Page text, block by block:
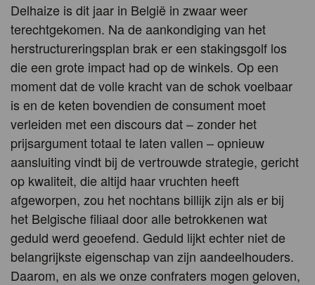
Delhaize is dit jaar in België in zwaar weer
terechtgekomen. Na de aankondiging van het
herstructureringsplan brak er een stakingsgolf los
die een grote impact had op de winkels. Op een
moment dat de volle kracht van de schok voelbaar
is en de keten bovendien de consument moet
verleiden met een discours dat – zonder het
prijsargument totaal te laten vallen – opnieuw
aansluiting vindt bij de vertrouwde strategie, gericht
op kwaliteit, die altijd haar vruchten heeft
afgeworpen, zou het nochtans billijk zijn als er bij
het Belgische filiaal door alle betrokkenen wat
geduld werd geoefend. Geduld lijkt echter niet de
belangrijkste eigenschap van zijn aandeelhouders.
Daarom, en als we onze confraters mogen geloven,